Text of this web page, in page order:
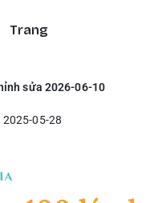
Trang
sửa 2026-06-10
2025-05-28